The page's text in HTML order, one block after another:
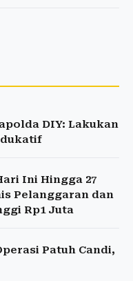
DIY: Lakukan
Ini Hingga 27
Pelanggaran dan
Rp1 Juta
Patuh Candi,